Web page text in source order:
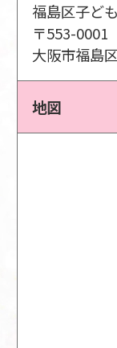
福島区子ど
〒553-0001
大阪市福島
地図